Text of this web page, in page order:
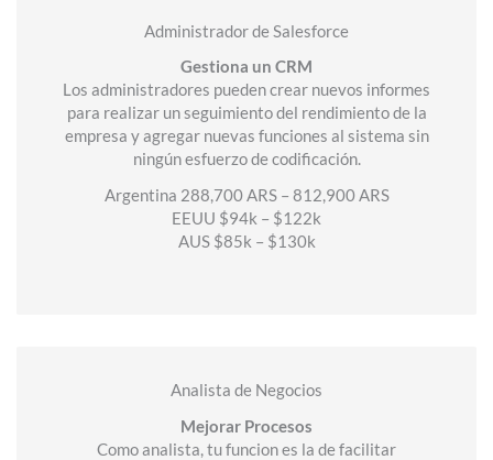
Administrador de Salesforce
Gestiona un CRM
Los administradores pueden crear nuevos informes
para realizar un seguimiento del rendimiento de la
empresa y agregar nuevas funciones al sistema sin
ningún esfuerzo de codificación.
Argentina 288,700 ARS – 812,900 ARS
EEUU $94k – $122k
AUS $85k – $130k
Analista de Negocios
Mejorar Procesos
Como analista, tu funcion es la de facilitar